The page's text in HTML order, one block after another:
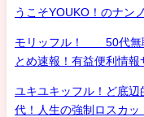
うこそYOUKO！のナン
モリッフル！ 50代無
とめ速報！有益便利情
ユキユキッフル！ど底
代！人生の強制ロスカ